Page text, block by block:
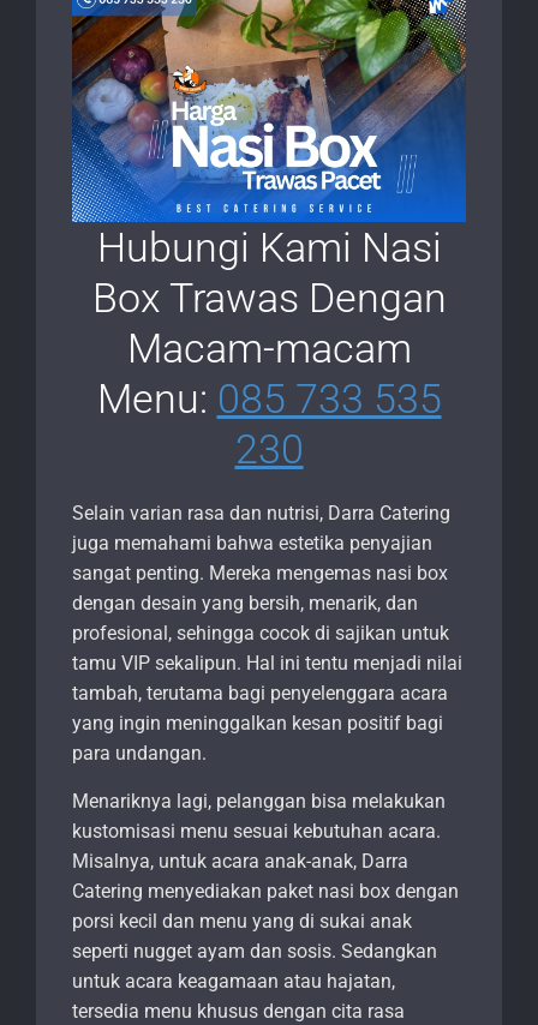
Hubungi Kami Nasi
Box Trawas Dengan
Macam-macam
Menu: 085 733 535
230
Selain varian rasa dan nutrisi, Darra Catering
juga memahami bahwa estetika penyajian
sangat penting. Mereka mengemas nasi box
dengan desain yang bersih, menarik, dan
profesional, sehingga cocok di sajikan untuk
tamu VIP sekalipun. Hal ini tentu menjadi nilai
tambah, terutama bagi penyelenggara acara
yang ingin meninggalkan kesan positif bagi
para undangan.
Menariknya lagi, pelanggan bisa melakukan
kustomisasi menu sesuai kebutuhan acara.
Misalnya, untuk acara anak-anak, Darra
Catering menyediakan paket nasi box dengan
porsi kecil dan menu yang di sukai anak
seperti nugget ayam dan sosis. Sedangkan
untuk acara keagamaan atau hajatan,
tersedia menu khusus dengan cita rasa